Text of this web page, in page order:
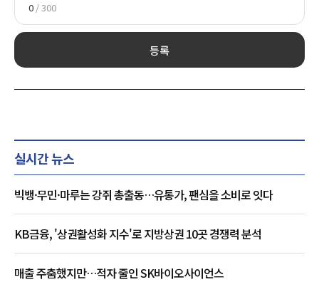
0 / 300
등록
실시간 뉴스
빅뱅·무민·마루는 강쥐 총출동…유통가, 팬심을 소비로 잇다
KB금융, '상권활성화 지수'로 지방상권 10곳 경쟁력 분석
매출 주춤했지만…적자 줄인 SK바이오사이언스